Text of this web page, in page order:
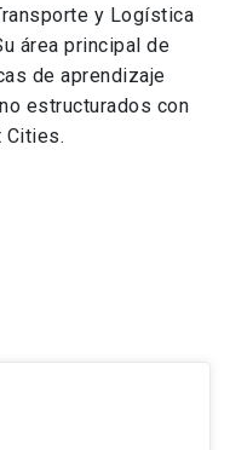
y Logística
área principal de
de aprendizaje
estructurados con
Cities.